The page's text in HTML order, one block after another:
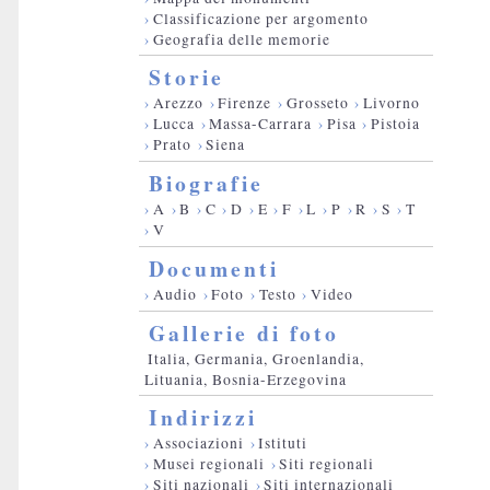
› Classificazione per argomento
› Geografia delle memorie
Storie
› Arezzo ›Firenze › Grosseto › Livorno
› Lucca ›Massa-Carrara › Pisa › Pistoia
› Prato ›Siena
Biografie
› A ›B › C › D › E › F ›L › P ›R › S › T
› V
Documenti
› Audio ›Foto › Testo › Video
Gallerie di foto
Italia, Germania, Groenlandia,
Lituania, Bosnia-Erzegovina
Indirizzi
› Associazioni ›Istituti
› Musei regionali ›Siti regionali
› Siti nazionali ›Siti internazionali